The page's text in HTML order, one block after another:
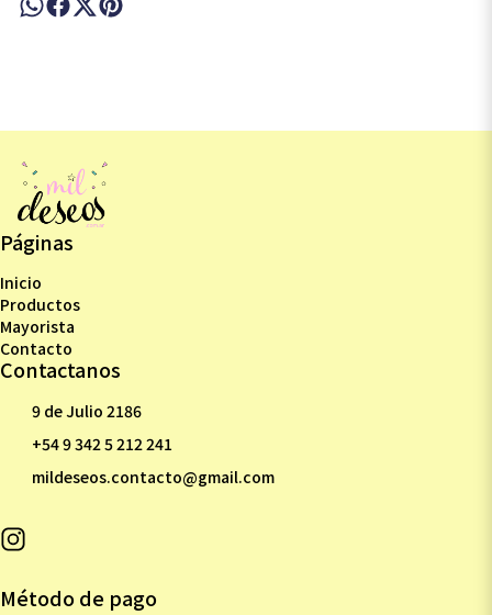
Páginas
Inicio
Productos
Mayorista
Contacto
Contactanos
9 de Julio 2186
+54 9 342 5 212 241
mildeseos.contacto@gmail.com
Método de pago